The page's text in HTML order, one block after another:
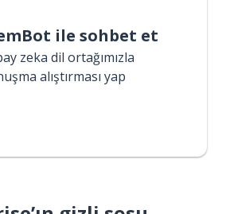
ile sohbet et
zeka dil ortağımızla
alıştırması yap